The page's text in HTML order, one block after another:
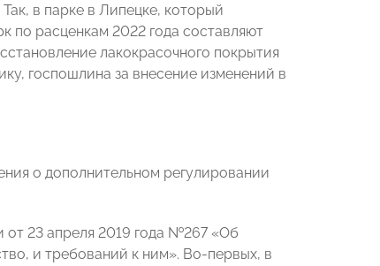
в парке в Липецке, который
по расценкам 2022 года составляют
лакокрасочного покрытия
госпошлина за внесение изменений в
о дополнительном регулировании
23 апреля 2019 года №267 «Об
и требований к ним». Во-первых, в